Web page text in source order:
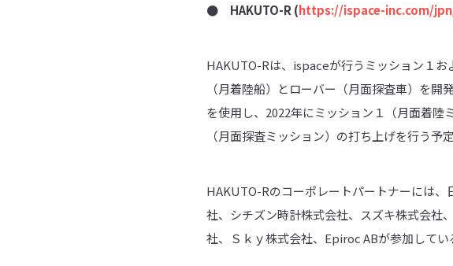
● HAKUTO-R (https://ispace-inc.com/
HAKUTO-Rは、ispaceが行うミッション１
（月着陸船）とローバー（月面探査車）を
を使用し、2022年にミッション１（月面着陸
（月面探査ミッション）の打ち上げを行う予定
HAKUTO-Rのコーポレートパートナーには
社、シチズン時計株式会社、スズキ株式会社
社、Ｓｋｙ株式会社、Epiroc ABが参加してい